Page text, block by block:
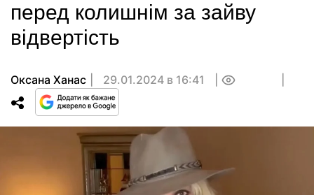
перед колишнім за зайву
відвертість
Оксана Ханас 29.01.2024 в 16:41